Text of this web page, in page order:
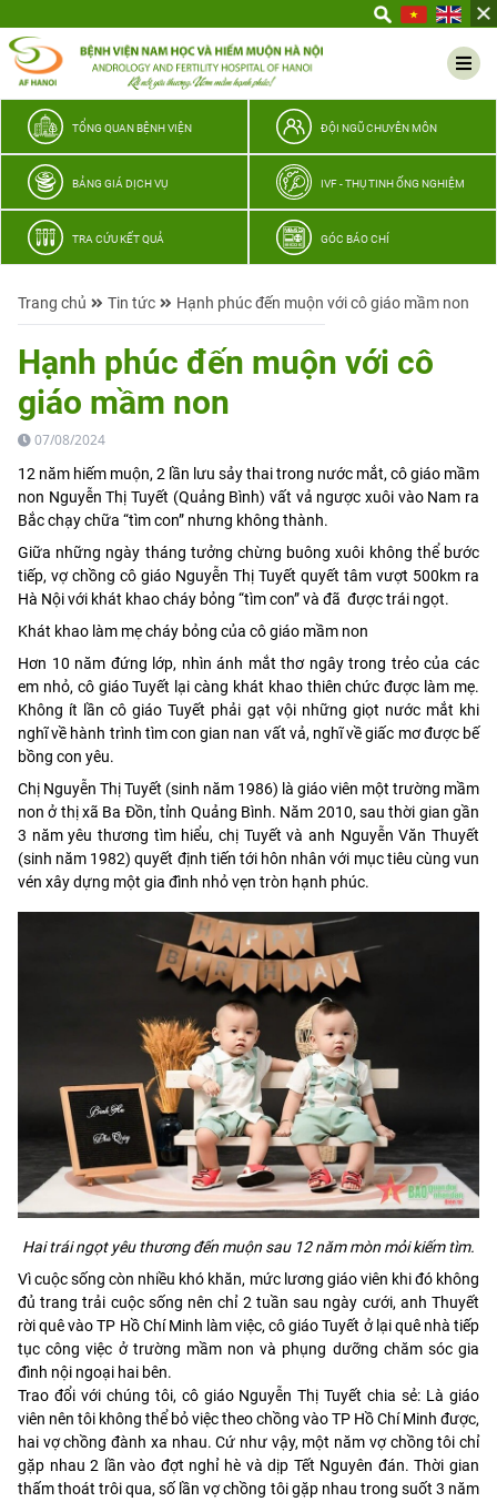
thương
TỔNG QUAN BỆNH VIỆN ĐỘI NGŨ CHUYÊN MÔN
BẢNG GIÁ DỊCH VỤ IVF - THỤ TINH ỐNG NGHIỆM
TRA CỨU KẾT QUẢ GÓC BÁO CHÍ
Trang chủ Tin tức Hạnh phúc đến muộn với cô giáo mầm non
Hạnh phúc đến muộn với cô
giáo mầm non
07/08/2024
12 năm hiếm muộn, 2 lần lưu sảy thai trong nước mắt, cô giáo mầm
non Nguyễn Thị Tuyết (Quảng Bình) vất vả ngược xuôi vào Nam ra
Bắc chạy chữa “tìm con” nhưng không thành.
Giữa những ngày tháng tưởng chừng buông xuôi không thể bước
tiếp, vợ chồng cô giáo Nguyễn Thị Tuyết quyết tâm vượt 500km ra
Hà Nội với khát khao cháy bỏng “tìm con” và đã được trái ngọt.
Khát khao làm mẹ cháy bỏng của cô giáo mầm non
Hơn 10 năm đứng lớp, nhìn ánh mắt thơ ngây trong trẻo của các
em nhỏ, cô giáo Tuyết lại càng khát khao thiên chức được làm mẹ.
Không ít lần cô giáo Tuyết phải gạt vội những giọt nước mắt khi
nghĩ về hành trình tìm con gian nan vất vả, nghĩ về giấc mơ được bế
bồng con yêu.
Chị Nguyễn Thị Tuyết (sinh năm 1986) là giáo viên một trường mầm
non ở thị xã Ba Đồn, tỉnh Quảng Bình. Năm 2010, sau thời gian gần
3 năm yêu thương tìm hiểu, chị Tuyết và anh Nguyễn Văn Thuyết
(sinh năm 1982) quyết định tiến tới hôn nhân với mục tiêu cùng vun
vén xây dựng một gia đình nhỏ vẹn tròn hạnh phúc.
Hai trái ngọt yêu thương đến muộn sau 12 năm mòn mỏi kiếm tìm.
Vì cuộc sống còn nhiều khó khăn, mức lương giáo viên khi đó không
đủ trang trải cuộc sống nên chỉ 2 tuần sau ngày cưới, anh Thuyết
rời quê vào TP Hồ Chí Minh làm việc, cô giáo Tuyết ở lại quê nhà tiếp
tục công việc ở trường mầm non và phụng dưỡng chăm sóc gia
đình nội ngoại hai bên.
Trao đổi với chúng tôi, cô giáo Nguyễn Thị Tuyết chia sẻ: Là giáo
viên nên tôi không thể bỏ việc theo chồng vào TP Hồ Chí Minh được,
hai vợ chồng đành xa nhau. Cứ như vậy, một năm vợ chồng tôi chỉ
gặp nhau 2 lần vào đợt nghỉ hè và dịp Tết Nguyên đán. Thời gian
thấm thoát trôi qua, số lần vợ chồng tôi gặp nhau trong suốt 3 năm